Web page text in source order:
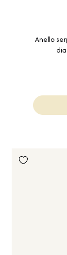
Anello